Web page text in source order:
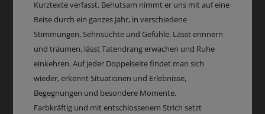
Kurztexte verfasst. Behutsam nimmt er uns mit auf eine
Reise durch ein ganzes Jahr, in verschiedene
Stimmungen, Sehnsüchte und Gefühle. Lässt erinnern
und träumen, lässt Tatendrang erwachen und Ruhe
einkehren. Auf jeder Doppelseite findet man sich
wieder, erkennt Situationen und Erlebnisse,
Begegnungen und besondere Momente.
Farbkräftig und mit entschlossenem Strich setzt